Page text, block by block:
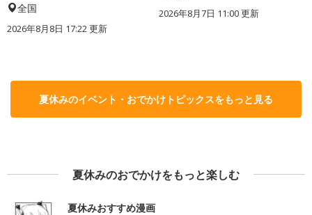
全国
2026年8月8日 17:22更新
2026年8月7日 11:00更新
夏休みのイベント・おでかけトピックスをもっと見る
夏休みのおでかけをもっと楽しむ
夏休みおすすめ漫画